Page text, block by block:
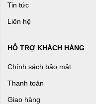
Tin tức
Liên hệ
HỖ TRỢ KHÁCH HÀNG
Chính sách bảo mật
Thanh toán
Giao hàng